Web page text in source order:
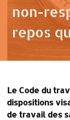
non-
repos
Le Code du
dispositions
de travail des